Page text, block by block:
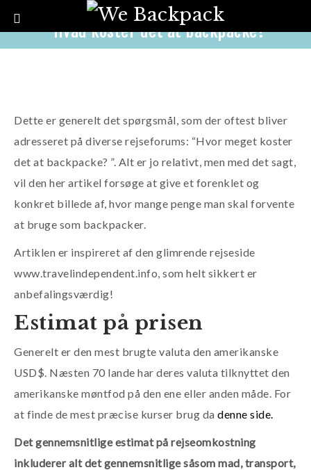
Hvad koster det at backpacke?
Dette er generelt det spørgsmål, som der oftest bliver
adresseret på diverse rejseforums: “Hvor meget koster
det at backpacke? ”. Alt er jo relativt, men med det sagt,
vil den her artikel forsøge at give et forenklet og
konkret billede af, hvor mange penge man skal forvente
at bruge som backpacker.
Artiklen er inspireret af den glimrende rejseside
www.travelindependent.info, som helt sikkert er
anbefalingsværdig!
Estimat på prisen
Generelt er den mest brugte valuta den amerikanske
USD$. Næsten 70 lande har deres valuta tilknyttet den
amerikanske møntfod på den ene eller anden måde. For
at finde de mest præcise kurser brug da denne side.
Det gennemsnitlige estimat på rejseomkostning
inkluderer alt det gennemsnitlige såsom mad, transport,